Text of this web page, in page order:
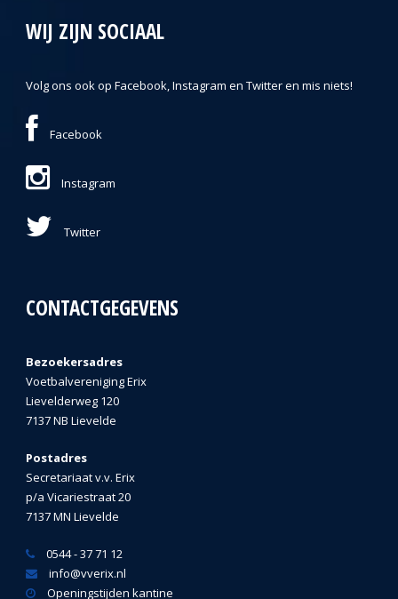
WIJ ZIJN SOCIAAL
Volg ons ook op Facebook, Instagram en Twitter en mis niets!
Facebook
Instagram
Twitter
CONTACTGEGEVENS
Bezoekersadres
Voetbalvereniging Erix
Lievelderweg 120
7137 NB Lievelde
Postadres
Secretariaat v.v. Erix
p/a Vicariestraat 20
7137 MN Lievelde
0544 - 37 71 12
info@vverix.nl
Openingstijden kantine